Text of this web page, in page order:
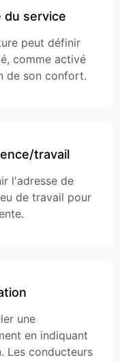
du service
peut définir
comme activé
de son confort.
travail
l'adresse de
de travail pour
une
en indiquant
Les conducteurs